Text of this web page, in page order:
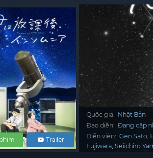
Trailer
Quốc gia: Nhật Bản
Đạo diễn: Đang cập
Diễn viên: Gen Sato
Fujiwara Seiichiro